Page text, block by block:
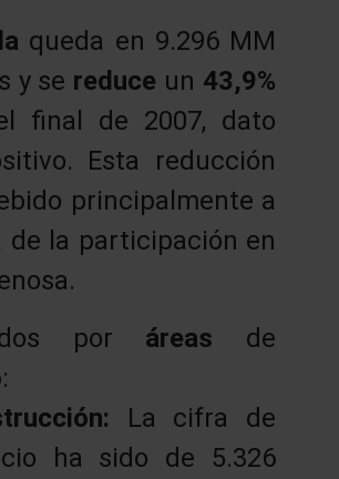
queda en 9.296 MM
y se reduce un 43,9%
final de 2007, dato
Esta reducción
principalmente a
de la participación en
por áreas de
:
La cifra de
ha sido de 5.326